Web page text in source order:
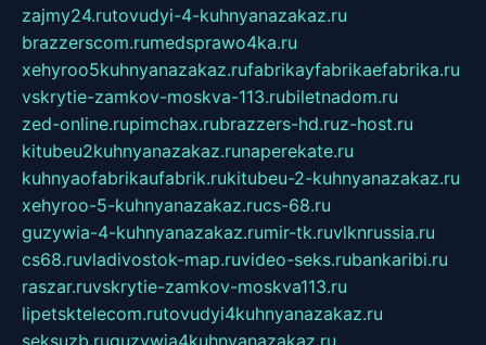
zajmy24.rutovudyi-4-kuhnyanazakaz.ru
brazzerscom.rumedsprawo4ka.ru
xehyroo5kuhnyanazakaz.rufabrikayfabrikaefabrika.ru
vskrytie-zamkov-moskva-113.rubiletnadom.ru
zed-online.rupimchax.rubrazzers-hd.ruz-host.ru
kitubeu2kuhnyanazakaz.runaperekate.ru
kuhnyaofabrikaufabrik.rukitubeu-2-kuhnyanazakaz.ru
xehyroo-5-kuhnyanazakaz.rucs-68.ru
guzywia-4-kuhnyanazakaz.rumir-tk.ruvlknrussia.ru
cs68.ruvladivostok-map.ruvideo-seks.rubankaribi.ru
raszar.ruvskrytie-zamkov-moskva113.ru
lipetsktelecom.rutovudyi4kuhnyanazakaz.ru
seksuzb.ruguzywia4kuhnyanazakaz.ru